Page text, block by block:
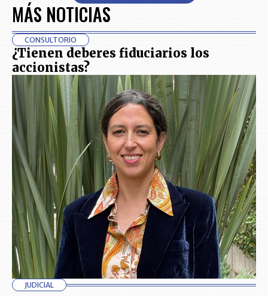
MÁS NOTICIAS
CONSULTORIO
¿Tienen deberes fiduciarios los
accionistas?
JUDICIAL